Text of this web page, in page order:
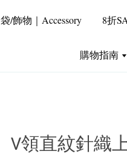
袋/飾物｜Accessory 8折
購物指南
V領直紋針織